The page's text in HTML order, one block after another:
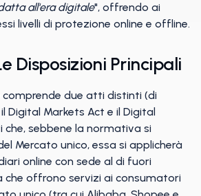
all'era digitale", offrendo ai
livelli di protezione online e offline.
Disposizioni Principali
due atti distinti (di
Digital Markets Act e il Digital
che, sebbene la normativa si
Mercato unico, essa si applicherà
online con sede al di fuori
che offrono servizi ai consumatori